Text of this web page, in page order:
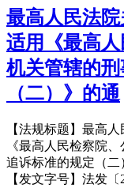
最高人民法
适用《最高
机关管辖的
（二）》的通
【法规标题】最高
《最高人民检察院
追诉标准的规定（
【发文字号】法发〔